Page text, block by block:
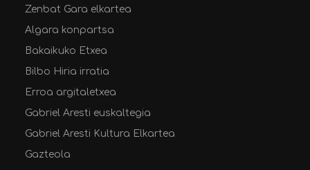
Zenbat Gara elkartea
Algara konpartsa
Bakaikuko Etxea
Bilbo Hiria irratia
Erroa argitaletxea
Gabriel Aresti euskaltegia
Gabriel Aresti Kultura Elkartea
Gazteola